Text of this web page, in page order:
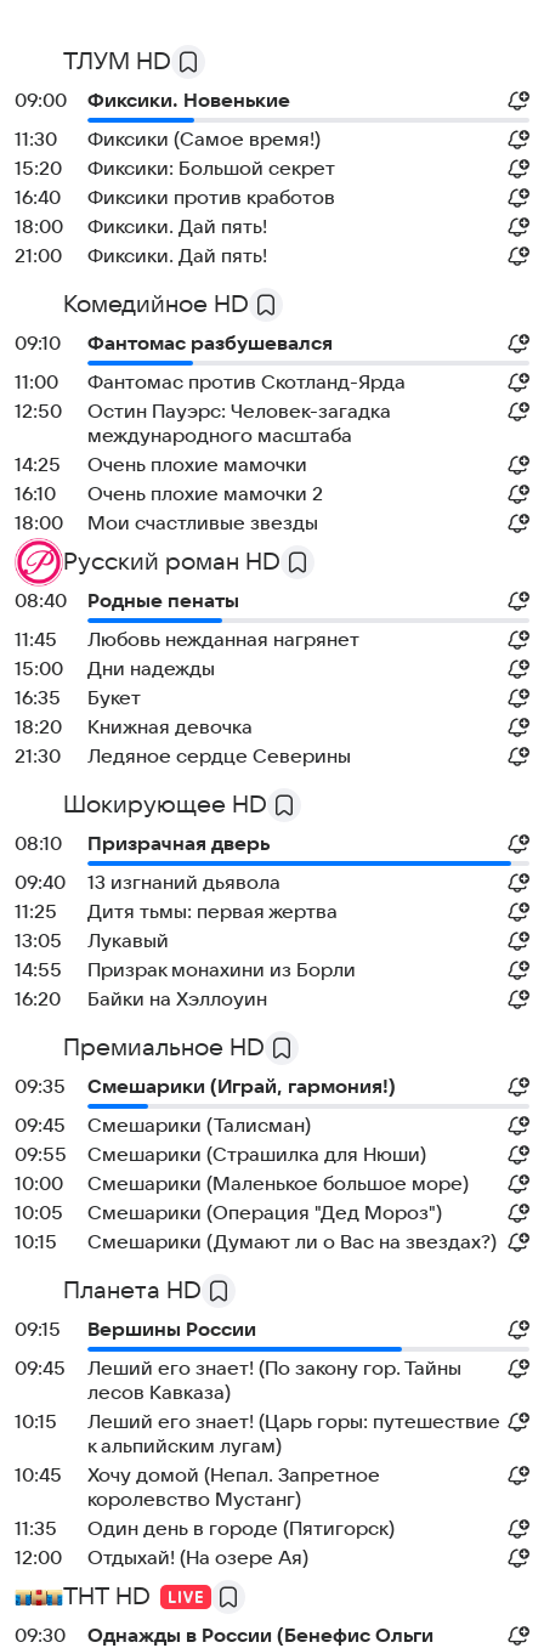
ТЛУМ HD
09:00
Фиксики. Новенькие
11:30
Фиксики (Самое время!)
15:20
Фиксики: Большой секрет
16:40
Фиксики против кработов
18:00
Фиксики. Дай пять!
21:00
Фиксики. Дай пять!
Комедийное HD
09:10
Фантомас разбушевался
11:00
Фантомас против Скотланд-Ярда
12:50
Остин Пауэрс: Человек-загадка
международного масштаба
14:25
Очень плохие мамочки
16:10
Очень плохие мамочки 2
18:00
Мои счастливые звезды
Русский роман HD
08:40
Родные пенаты
11:45
Любовь нежданная нагрянет
15:00
Дни надежды
16:35
Букет
18:20
Книжная девочка
21:30
Ледяное сердце Северины
Шокирующее HD
08:10
Призрачная дверь
09:40
13 изгнаний дьявола
11:25
Дитя тьмы: первая жертва
13:05
Лукавый
14:55
Призрак монахини из Борли
16:20
Байки на Хэллоуин
Премиальное HD
09:35
Смешарики (Играй, гармония!)
09:45
Смешарики (Талисман)
09:55
Смешарики (Страшилка для Нюши)
10:00
Смешарики (Маленькое большое море)
10:05
Смешарики (Операция "Дед Мороз")
10:15
Смешарики (Думают ли о Вас на звездах?)
Планета HD
09:15
Вершины России
09:45
Леший его знает! (По закону гор. Тайны
лесов Кавказа)
10:15
Леший его знает! (Царь горы: путешествие
к альпийским лугам)
10:45
Хочу домой (Непал. Запретное
королевство Мустанг)
11:35
Один день в городе (Пятигорск)
12:00
Отдыхай! (На озере Ая)
ТНТ HD
09:30
Однажды в России (Бенефис Ольги